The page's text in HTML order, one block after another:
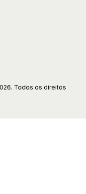
Todos os direitos